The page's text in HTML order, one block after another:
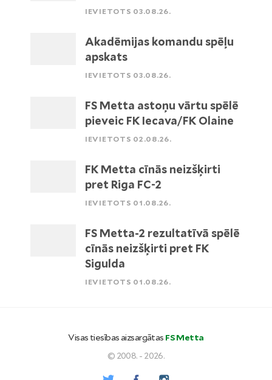
IEVIETOTS 03.08.26.
Akadēmijas komandu spēļu
apskats
IEVIETOTS 03.08.26.
FS Metta astoņu vārtu spēlē
pieveic FK Iecava/FK Olaine
IEVIETOTS 02.08.26.
FK Metta cīnās neizšķirti
pret Riga FC-2
IEVIETOTS 01.08.26.
FS Metta-2 rezultatīvā spēlē
cīnās neizšķirti pret FK
Sigulda
IEVIETOTS 01.08.26.
Visas tiesības aizsargātas FS Metta
© 2008. - 2026.